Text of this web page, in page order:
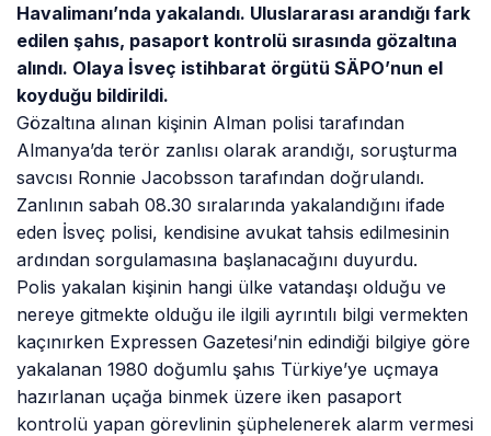
Havalimanı’nda yakalandı. Uluslararası arandığı fark
edilen şahıs, pasaport kontrolü sırasında gözaltına
alındı. Olaya İsveç istihbarat örgütü SÄPO’nun el
koyduğu bildirildi.
Gözaltına alınan kişinin Alman polisi tarafından
Almanya’da terör zanlısı olarak arandığı, soruşturma
savcısı Ronnie Jacobsson tarafından doğrulandı.
Zanlının sabah 08.30 sıralarında yakalandığını ifade
eden İsveç polisi, kendisine avukat tahsis edilmesinin
ardından sorgulamasına başlanacağını duyurdu.
Polis yakalan kişinin hangi ülke vatandaşı olduğu ve
nereye gitmekte olduğu ile ilgili ayrıntılı bilgi vermekten
kaçınırken Expressen Gazetesi’nin edindiği bilgiye göre
yakalanan 1980 doğumlu şahıs Türkiye’ye uçmaya
hazırlanan uçağa binmek üzere iken pasaport
kontrolü yapan görevlinin şüphelenerek alarm vermesi